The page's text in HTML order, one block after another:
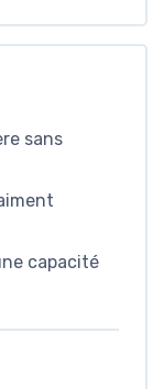
sans
capacité